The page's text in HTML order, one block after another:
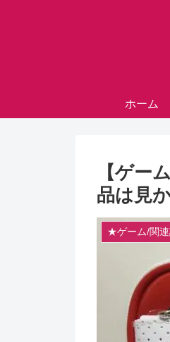
ホーム
【ゲー
品は見
★ゲーム/関